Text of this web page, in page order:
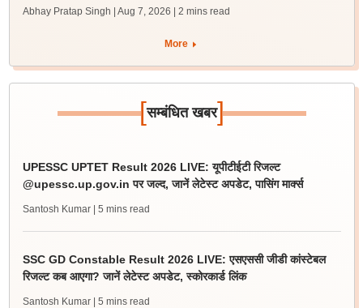
Abhay Pratap Singh | Aug 7, 2026 | 2 mins read
More
[सम्बंधित खबर]
UPESSC UPTET Result 2026 LIVE: यूपीटीईटी रिजल्ट
@upessc.up.gov.in पर जल्द, जानें लेटेस्ट अपडेट, पासिंग मार्क्स
Santosh Kumar | 5 mins read
SSC GD Constable Result 2026 LIVE: एसएससी जीडी कांस्टेबल
रिजल्ट कब आएगा? जानें लेटेस्ट अपडेट, स्कोरकार्ड लिंक
Santosh Kumar | 5 mins read